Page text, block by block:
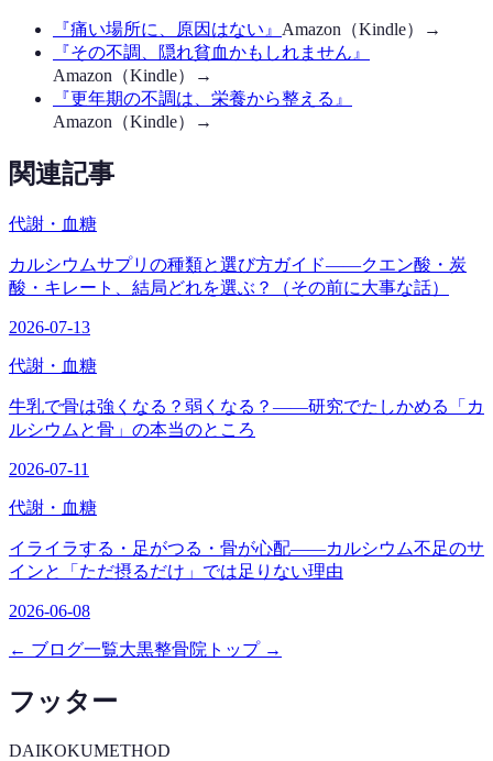
『痛い場所に、原因はない 』 Amazon（Kindle）→
『その不調、隠れ貧血かもしれません 』
Amazon（Kindle）→
『更年期の不調は、栄養から整える 』
Amazon（Kindle）→
関連記事
代謝・血糖
カルシウムサプリの種類と選び方ガイド——クエン酸・炭
酸・キレート、結局どれを選ぶ？（その前に大事な話）
2026-07-13
代謝・血糖
牛乳で骨は強くなる？弱くなる？——研究でたしかめる「カ
ルシウムと骨」の本当のところ
2026-07-11
代謝・血糖
イライラする・足がつる・骨が心配——カルシウム不足のサ
インと「ただ摂るだけ」では足りない理由
2026-06-08
← ブログ一覧大黒整骨院トップ →
フッター
DAIKOKUMETHOD